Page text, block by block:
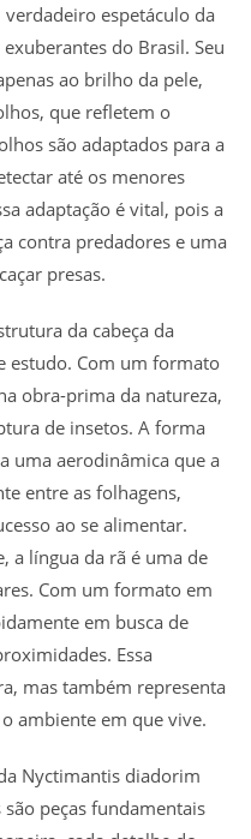
espetáculo da
do Brasil. Seu
ao brilho da pele,
que refletem o
são adaptados para a
até os menores
adaptação é vital, pois a
contra predadores e uma
presas.
da cabeça da
estudo. Com um formato
obra-prima da natureza,
de insetos. A forma
uma aerodinâmica que a
entre as folhagens,
ao se alimentar.
a língua da rã é uma de
Com um formato em
em busca de
Essa
mas também representa
ambiente em que vive.
Nyctimantis diadorim
peças fundamentais